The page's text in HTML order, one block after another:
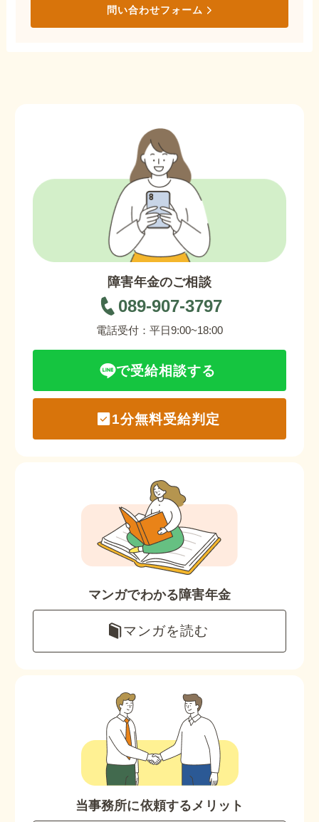
問い合わせフォーム
障害年金のご相談
089-907-3797
電話受付：平日9:00~18:00
で受給相談する
1分無料受給判定
マンガでわかる障害年金
マンガを読む
当事務所に依頼するメリット